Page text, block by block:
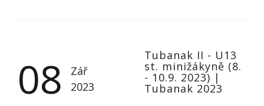
08
Zář
2023
Tubanak II - U13
st. minižákyně (8.
- 10.9. 2023) |
Tubanak 2023